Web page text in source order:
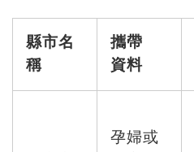
縣市名
稱
攜帶
資料
孕婦或